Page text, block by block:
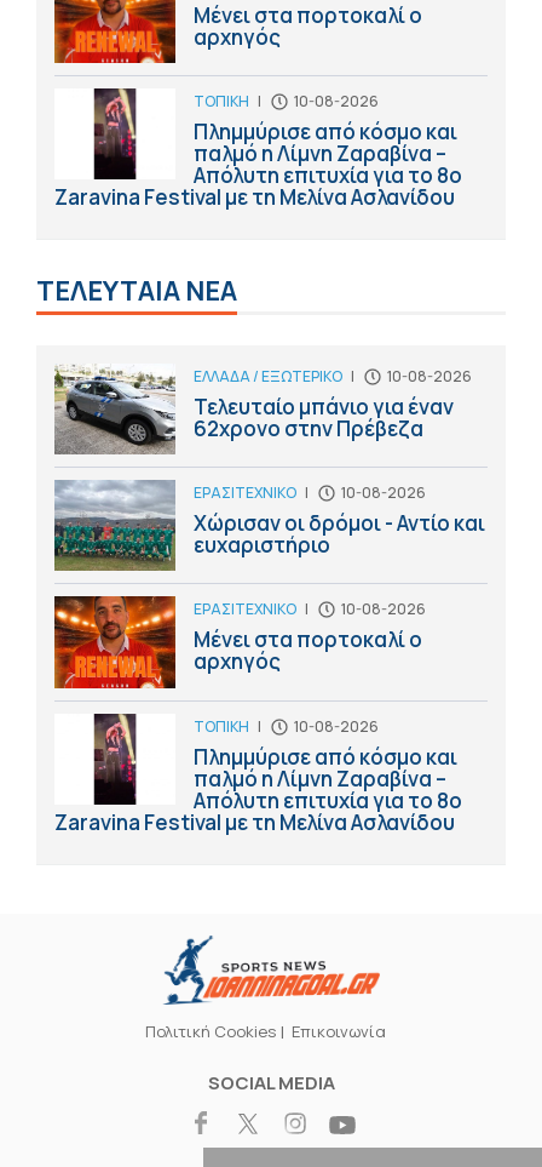
Μένει στα πορτοκαλί ο
αρχηγός
ΤΟΠΙΚΗ | 10-08-2026
Πλημμύρισε από κόσμο και
παλμό η Λίμνη Ζαραβίνα –
Απόλυτη επιτυχία για το 8ο
Zaravina Festival με τη Μελίνα Ασλανίδου
ΤΕΛΕΥΤΑΙΑ ΝΕΑ
ΕΛΛΑΔΑ / ΕΞΩΤΕΡΙΚΟ | 10-08-2026
Τελευταίο μπάνιο για έναν
62χρονο στην Πρέβεζα
ΕΡΑΣΙΤΕΧΝΙΚΟ | 10-08-2026
Χώρισαν οι δρόμοι - Αντίο και
ευχαριστήριο
ΕΡΑΣΙΤΕΧΝΙΚΟ | 10-08-2026
Μένει στα πορτοκαλί ο
αρχηγός
ΤΟΠΙΚΗ | 10-08-2026
Πλημμύρισε από κόσμο και
παλμό η Λίμνη Ζαραβίνα –
Απόλυτη επιτυχία για το 8ο
Zaravina Festival με τη Μελίνα Ασλανίδου
Πολιτική Cookies Επικοινωνία
SOCIAL MEDIA